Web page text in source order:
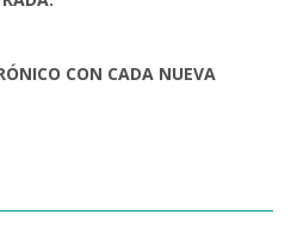
CON CADA NUEVA